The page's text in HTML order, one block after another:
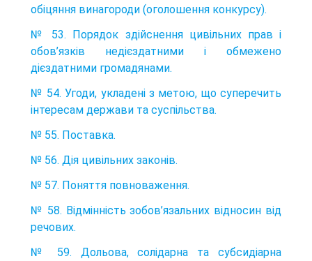
обіцяння винагороди (оголошення конкурсу).
№ 53. Порядок здійснення цивільних прав і
обов’язків недієздатними і обмежено
дієздатними громадянами.
№ 54. Угоди, укладені з метою, що суперечить
інтересам держави та суспільства.
№ 55. Поставка.
№ 56. Дія цивільних законів.
№ 57. Поняття повноваження.
№ 58. Відмінність зобов’язальних відносин від
речових.
№ 59. Дольова, солідарна та субсидіарна